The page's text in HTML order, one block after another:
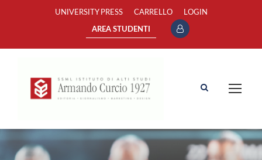
UNIVERSITY PRESS CARRELLO LOGIN
AREA STUDENTI